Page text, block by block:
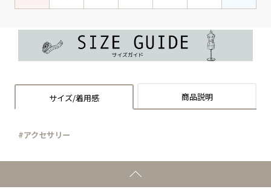
サイズ/着用感 商品説明
#アクセサリー